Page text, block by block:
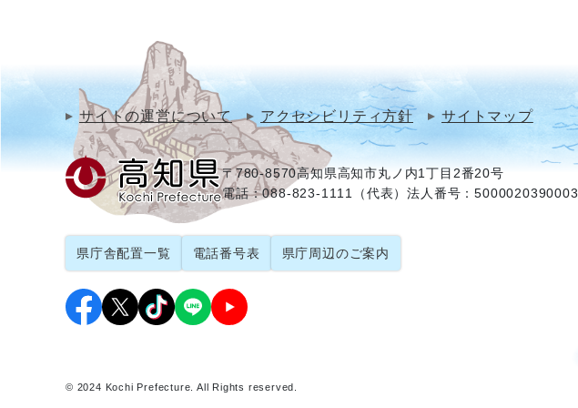
サイトの運営について アクセシビリティ方針 サイトマップ
〒780-8570高知県高知市丸ノ内1丁目2番20号
電話：088-823-1111（代表）法人番号：5000020390003
県庁舎配置一覧 電話番号表 県庁周辺のご案内
© 2024 Kochi Prefecture. All Rights reserved.